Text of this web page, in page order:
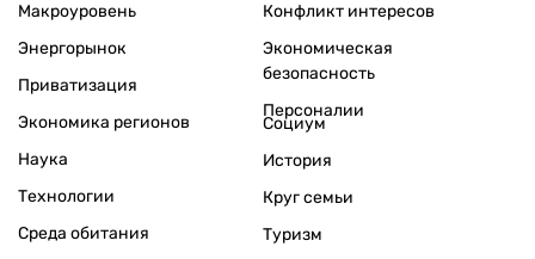
Макроуровень
Энергорынок
Приватизация
Экономика регионов
Конфликт интересов
Экономическая
безопасность
Персоналии
Наука
Технологии
Среда обитания
Социум
История
Круг семьи
Туризм